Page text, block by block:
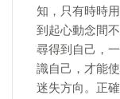
知，只有時時
到起心動念間
尋得到自己，
識自己，才能
迷失方向。正